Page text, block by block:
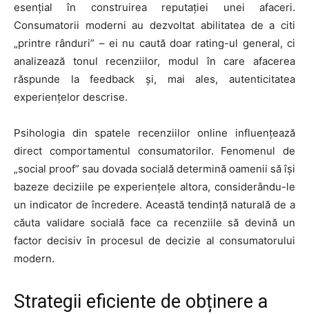
esențial în construirea reputației unei afaceri.
Consumatorii moderni au dezvoltat abilitatea de a citi
„printre rânduri” – ei nu caută doar rating-ul general, ci
analizează tonul recenziilor, modul în care afacerea
răspunde la feedback și, mai ales, autenticitatea
experiențelor descrise.
Psihologia din spatele recenziilor online influențează
direct comportamentul consumatorilor. Fenomenul de
„social proof” sau dovada socială determină oamenii să își
bazeze deciziile pe experiențele altora, considerându-le
un indicator de încredere. Această tendință naturală de a
căuta validare socială face ca recenziile să devină un
factor decisiv în procesul de decizie al consumatorului
modern.
Strategii eficiente de obținere a